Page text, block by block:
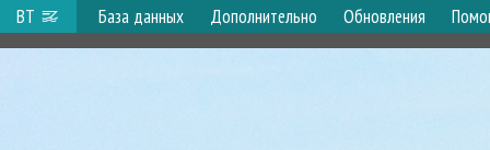
ВТ База данных Дополнительно Обновления